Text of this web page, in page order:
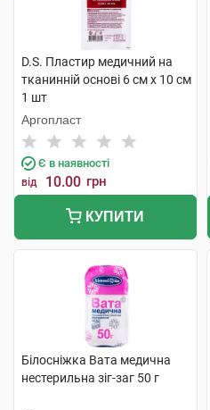
D.S. Пластир медичний на
тканинній основі 6 см х 10 см
1 шт
Аргопласт
Є в наявності
від 10.00 грн
КУПИТИ
Білосніжка Вата медична
нестерильна зіг-заг 50 г